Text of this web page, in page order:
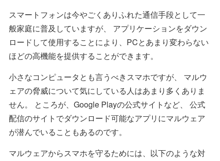
スマートフォンは今やごくありふれた通信手段として一
般家庭に普及していますが、 アプリケーションをダウン
ロードして使用することにより、PCとあまり変わらない
ほどの高機能を提供することができます。
小さなコンピュータとも言うべきスマホですが、 マルウ
ェアの脅威について気にしている人はあまり多くありま
せん。 ところが、Google Playの公式サイトなど、 公式
配信のサイトでダウンロード可能なアプリにマルウェア
が潜んでいることもあるのです。
マルウェアからスマホを守るためには、以下のような対